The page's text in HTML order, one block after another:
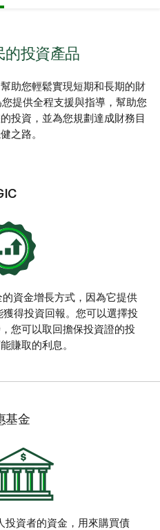
的投資產品
助您輕鬆實現短期和長期的財
提供全程支援與指導，幫助您
投資，並為您規劃達成財務目
之路。
資金增長方式，因為它提供
得投資回報。您可以選擇投
您可以取回擔保投資證的投
賺取的利息。
基金
投資者的資金，用來購買債